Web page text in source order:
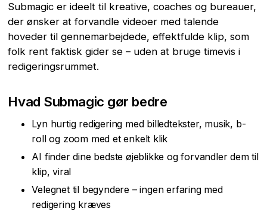
Submagic er ideelt til kreative, coaches og bureauer,
der ønsker at forvandle videoer med talende
hoveder til gennemarbejdede, effektfulde klip, som
folk rent faktisk gider se – uden at bruge timevis i
redigeringsrummet.
Hvad Submagic gør bedre
Lyn hurtig redigering med billedtekster, musik, b-
roll og zoom med et enkelt klik
AI finder dine bedste øjeblikke og forvandler dem til
klip, viral
Velegnet til begyndere – ingen erfaring med
redigering kræves